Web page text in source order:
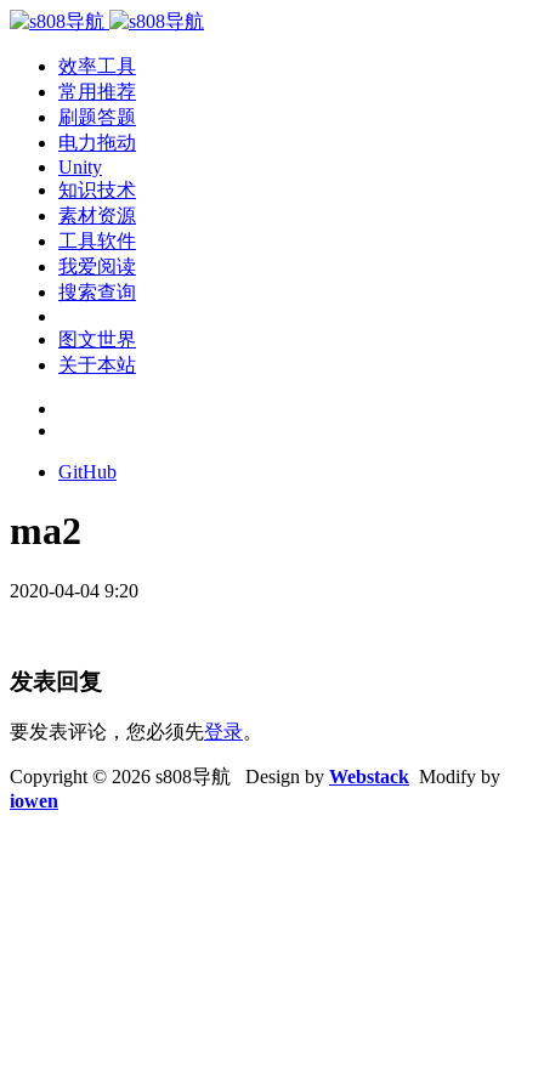
效率工具
常用推荐
刷题答题
电力拖动
Unity
知识技术
素材资源
工具软件
我爱阅读
搜索查询
图文世界
关于本站
GitHub
ma2
2020-04-04 9:20
发表回复
要发表评论，您必须先登录。
Copyright © 2026 s808导航 Design by Webstack Modify by
iowen